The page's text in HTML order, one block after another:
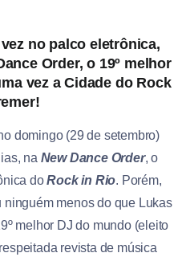
no palco eletrônica,
Order, o 19º melhor
vez a Cidade do Rock
domingo (29 de setembro)
na New Dance Order, o
doRock in Rio. Porém,
menos do que Lukas
melhor DJ do mundo (eleito
revista de música